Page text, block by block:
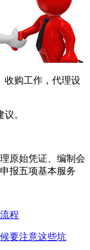
收购工作，代理设
。
原始凭证、编制会
报五项基本服务
程
要注意这些坑